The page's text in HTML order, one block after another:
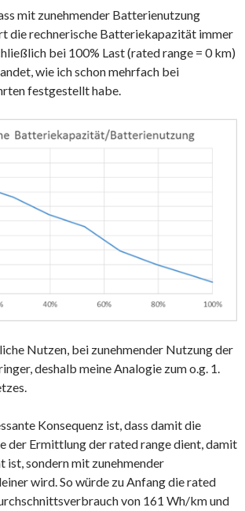
mit zunehmender Batterienutzung
die rechnerische Batteriekapazität immer
bei 100% Last (rated range = 0 km)
wie ich schon mehrfach bei
festgestellt habe.
Nutzen, bei zunehmender Nutzung der
deshalb meine Analogie zum o.g. 1.
Konsequenz ist, dass damit die
der Ermittlung der rated range dient, damit
ist, sondern mit zunehmender
wird. So würde zu Anfang die rated
von 161 Wh/km und